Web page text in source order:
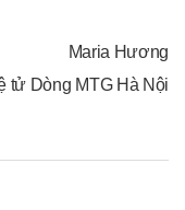
Maria Hương
tử Dòng MTG Hà Nội